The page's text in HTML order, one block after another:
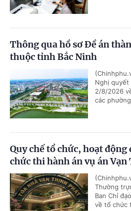
Thông qua hồ sơ Đề án
thuộc tỉnh Bắc Ninh
Nghị quyết
2/8/2026
các
Quy chế tổ chức, hoạt động
chức thi hành án vụ án
Thường
Ban Chỉ
về tổ chức